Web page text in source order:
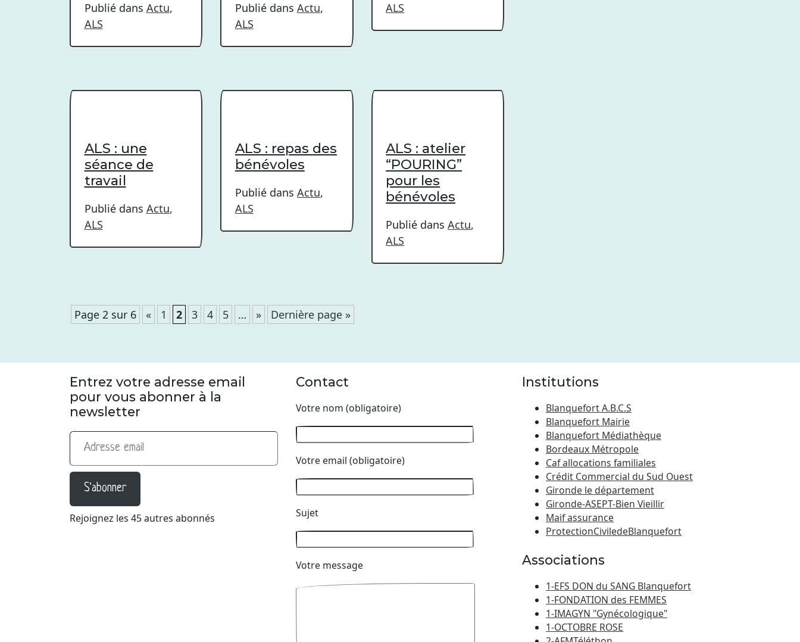
Publié dans Actu,
ALS
Publié dans Actu,
ALS
ALS
ALS : une
séance de
travail
Publié dans Actu,
ALS
ALS : repas des
bénévoles
Publié dans Actu,
ALS
ALS : atelier
“POURING”
pour les
bénévoles
Publié dansActu,
ALS
Page 2 sur 6 « 1 2 3 4 5 … » Dernière page »
Entrez votre adresse email
pour vous abonner à la
newsletter
Adresse email
S'abonner
Rejoignez les 45 autres abonnés
Contact
Votre nom (obligatoire)
Votre email (obligatoire)
Sujet
Votre message
Institutions
Blanquefort A.B.C.S
Blanquefort Mairie
Blanquefort Médiathèque
Bordeaux Métropole
Caf allocations familiales
Crédit Commercial du Sud Ouest
Gironde le département
Gironde-ASEPT-Bien Vieillir
Maif assurance
ProtectionCiviledeBlanquefort
Associations
1-EFS DON du SANG Blanquefort
1-FONDATION des FEMMES
1-IMAGYN "Gynécologique"
1-OCTOBRE ROSE